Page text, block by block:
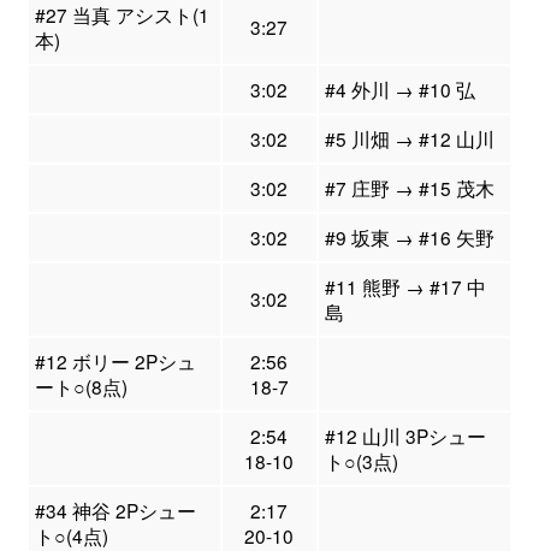
#27 当真 アシスト(1
本)
3:27
3:02
#4 外川 → #10 弘
3:02
#5 川畑 → #12 山川
3:02
#7 庄野 → #15 茂木
3:02
#9 坂東 → #16 矢野
3:02
#11 熊野 → #17 中
島
#12 ボリー 2Pシュ
ート○(8点)
2:56
18-7
2:54
18-10
#12 山川 3Pシュー
ト○(3点)
#34 神谷 2Pシュー
ト○(4点)
2:17
20-10